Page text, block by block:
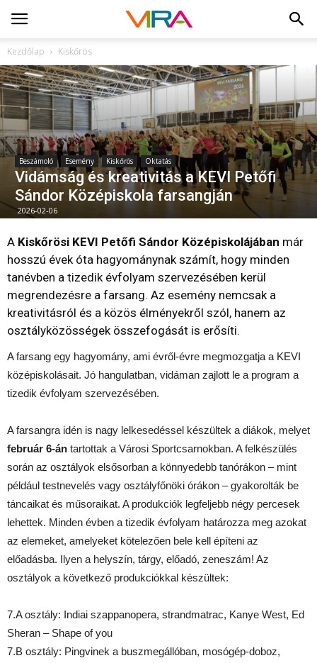
Kezdőlap Kiskőrös
Beszámoló Esemény Kiskőrös Oktatás
Vidámság és kreativitás a KEVI Petőfi
Sándor Középiskola farsangján
2026-02-06
A Kiskőrösi KEVI Petőfi Sándor Középiskolájában már
hosszú évek óta hagyománynak számít, hogy minden
tanévben a tizedik évfolyam szervezésében kerül
megrendezésre a farsang. Az esemény nemcsak a
kreativitásról és a közös élményekről szól, hanem az
osztályközösségek összefogását is erősíti.
A farsang egy hagyomány, ami évről-évre megmozgatja a KEVI
középiskolásait. Jó hangulatban, vidáman zajlott le a program a
tizedik évfolyam szervezésében.
A farsangra idén is nagy lelkesedéssel készültek a diákok, melyet
február 6-án tartottak a Városi Sportcsarnokban. A felkészülés
során az osztályok elsősorban a könnyedebb tanórákon – mint
például testnevelés vagy osztályfőnöki órákon – gyakorolták be
táncaikat és műsoraikat. A produkciók legfeljebb négy percesek
lehettek. Minden évben a tizedik évfolyam határozza meg azokat
az elemeket, amelyeket kötelezően bele kell építeni az
előadásba. Ilyen a helyszín, tárgy, előadó, zeneszám! Az
osztályok a következő produkciókkal készültek:
7.A osztály: Indiai szappanopera, strandmatrac, Kanye West, Ed
Sheran – Shape of you
7.B osztály: Pingvinek a buszmegállóban, mosógép-doboz,